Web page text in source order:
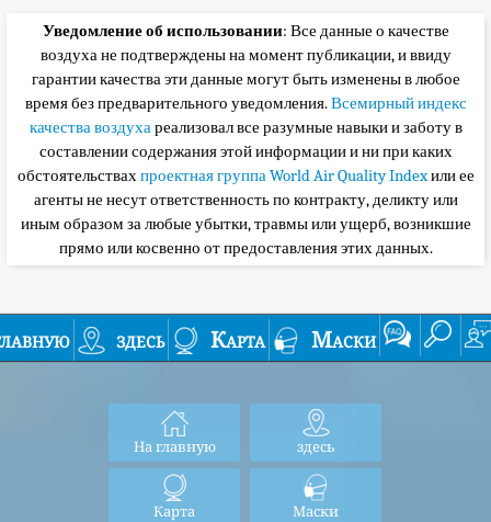
Уведомление об использовании: Все данные о качестве
воздуха не подтверждены на момент публикации, и ввиду
гарантии качества эти данные могут быть изменены в любое
время без предварительного уведомления.Всемирный индекс
качества воздухареализовал все разумные навыки и заботу в
составлении содержания этой информации и ни при каких
обстоятельствахпроектная группа World Air Quality Indexили ее
агенты не несут ответственность по контракту, деликту или
иным образом за любые убытки, травмы или ущерб, возникшие
прямо или косвенно от предоставления этих данных.
здесь Карта Маски
На главную здесь
Карта Маски